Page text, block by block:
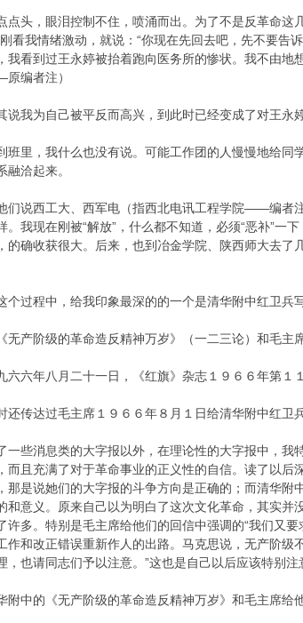
头，眼泪控制不住，喷涌而出。为了不是反革命这
刚看我情绪激动，就说：“你现在先回去吧，先不要
我看到过王永婷被抬着跑向医务所的惨状。我不由
编者注）
我为自己被平反而高兴，到此时已经变成了对王永婷
里，我什么也没有说。可能工作团的人慢慢地给同
融洽起来。
说西工大、西军电（指西北电讯工程学院——编者注
。我现在刚被“解放”，什么都不知道，必须“恶补”
的确收获很大。后来，也到冶金学院、陕西师大去
过程中，给我印象最深的的一个是清华附中红卫兵写
无产阶级的革命造反精神万岁》（一二三论）和毛
六年八月二十一日，《红旗》杂志１９６６年第１
传达过毛主席１９６６年８月１日给清华附中红卫
些消息类的大字报以外，在理论性的大字报中，我
而且充满了对于革命事业的正义性的自信。读了以
那是说她们的大字报的斗争方向是正确的；而清华
和意义。原来自己以为明白了这次文化革命，其实
许多。特别是毛主席给他们的回信中强调的“我们又
作和改正错误重新作人的出路。马克思说，无产阶级
，也请同志们予以注意。”这也是自己以后应该特别注
中的《无产阶级的革命造反精神万岁》和毛主席给